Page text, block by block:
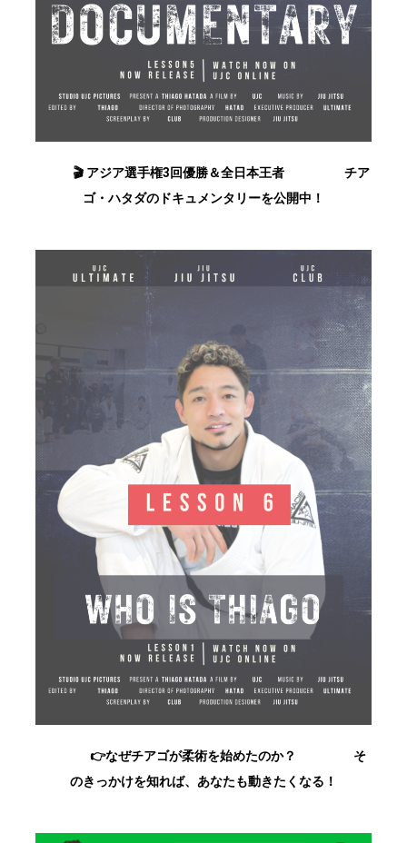
🎬 アジア選手権3回優勝＆全日本王者 チア
ゴ・ハタダのドキュメンタリーを公開中！
👉なぜチアゴが柔術を始めたのか？ そ
のきっかけを知れば、あなたも動きたくなる！